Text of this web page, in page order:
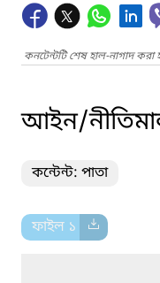
কনটেন্টটি শেষ হাল-নাগাদ
আইন/
কন্টেন্ট: পাতা
ফাইল ১